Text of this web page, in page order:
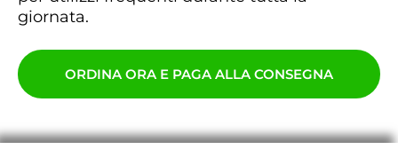
giornata.
ORDINA ORA E PAGA ALLA CONSEGNA